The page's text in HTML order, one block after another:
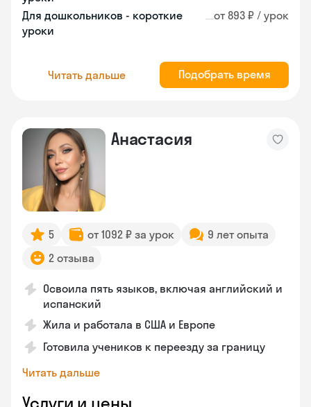
Для дошкольников - короткие
уроки
от 893 ₽ / урок
Читать дальше Подобрать время
Анастасия
5 от 1092 ₽ за урок
9 лет опыта
2 отзыва
Освоила пять языков, включая английский и
испанский
Жила и работала в США и Европе
Готовила учеников к переезду за границу
Читать дальше
Услуги и цены